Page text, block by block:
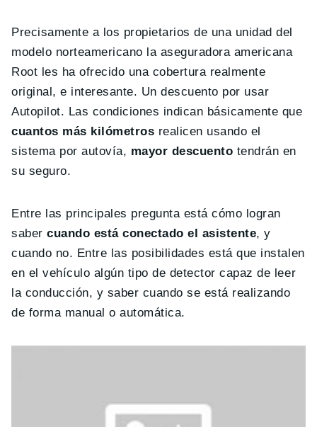
Precisamente a los propietarios de una unidad del
modelo norteamericano la aseguradora americana
Root les ha ofrecido una cobertura realmente
original, e interesante. Un descuento por usar
Autopilot. Las condiciones indican básicamente que
cuantos más kilómetros realicen usando el
sistema por autovía, mayor descuento tendrán en
su seguro.
Entre las principales pregunta está cómo logran
saber cuando está conectado el asistente, y
cuando no. Entre las posibilidades está que instalen
en el vehículo algún tipo de detector capaz de leer
la conducción, y saber cuando se está realizando
de forma manual o automática.